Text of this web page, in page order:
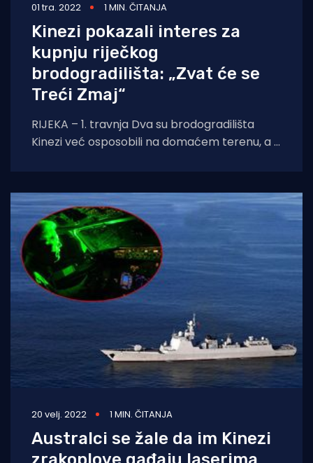
01 tra. 2022 1 MIN. ČITANJA
Kinezi pokazali interes za
kupnju riječkog
brodogradilišta: „Zvat će se
Treći Zmaj“
RIJEKA – 1. travnja Dva su brodogradilišta
Kinezi već osposobili na domaćem terenu, a u
20 velj. 2022 1 MIN. ČITANJA
Australci se žale da im Kinezi